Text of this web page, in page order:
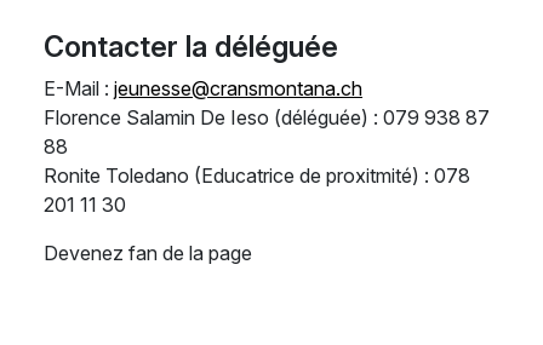
Contacter la déléguée
E-Mail : jeunesse@cransmontana.ch
Florence Salamin De Ieso (déléguée) : 079 938 87
88
Ronite Toledano (Educatrice de proxitmité) : 078
201 11 30
Devenez fan de la page